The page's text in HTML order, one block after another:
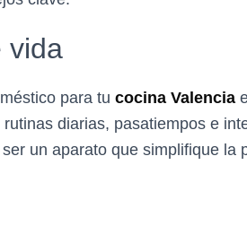
vida
para tu cocina Valencia
diarias, pasatiempos e
un aparato que simplifique la